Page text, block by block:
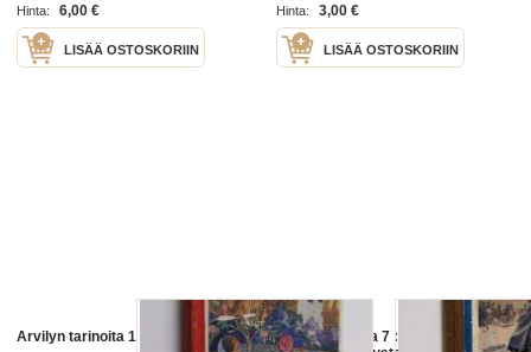
Hinta:
6,00 €
LISÄÄ OSTOSKORIIN
Hinta:
3,00 €
LISÄÄ OSTOSKORIIN
Arvilyn tarinoita 1
Arvilyn teoksia 7 : Merisodan